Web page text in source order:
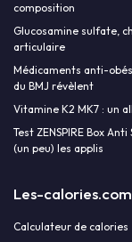
composition
Glucosamine sulfate,
articulaire
Médicaments anti-
du BMJ révèlent
Vitamine K2 MK7 : un
Test ZENSPIRE Box
(un peu) les applis
Les-calories.com
Calculateur de calories